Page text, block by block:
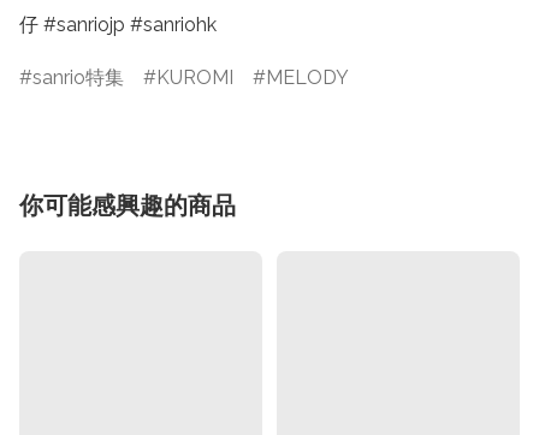
仔 #sanriojp #sanriohk
sanrio特集 KUROMI MELODY
你可能感興趣的商品